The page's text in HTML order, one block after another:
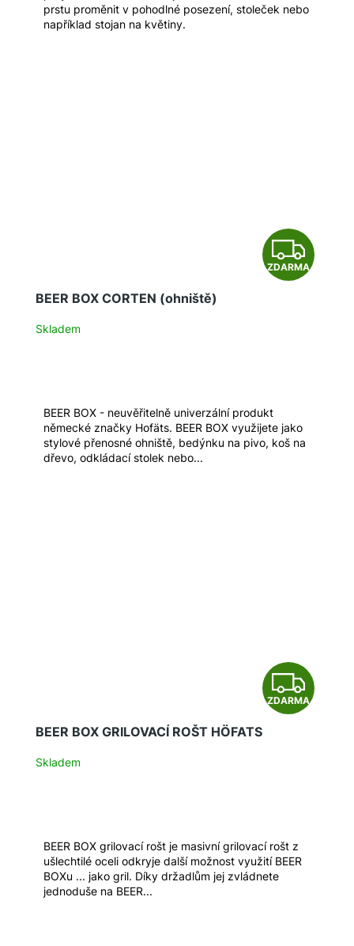
prstu proměnit v pohodlné posezení, stoleček nebo
například stojan na květiny.
Z
D
ZDARMA
BEER BOX CORTEN (ohniště)
Skladem
BEER BOX - neuvěřitelně univerzální produkt
německé značky Hofäts. BEER BOX využijete jako
stylové přenosné ohniště, bedýnku na pivo, koš na
dřevo, odkládací stolek nebo...
Z
D
ZDARMA
BEER BOX GRILOVACÍ ROŠT HÖFATS
Skladem
BEER BOX grilovací rošt je masivní grilovací rošt z
ušlechtilé oceli odkryje další možnost využití BEER
BOXu ... jako gril. Díky držadlům jej zvládnete
jednoduše na BEER...